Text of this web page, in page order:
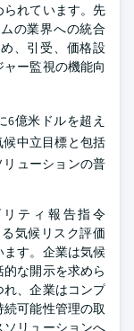
られています。先
の業界への統合
、引受、価格設
ー監視の機能向
6億米ドルを超え
中立目標と包括
ューションの普
ティ報告指令
る気候リスク評価
す。企業は気候
な開示を求めら
、企業はコンプ
可能性管理の取
ソリューションへ